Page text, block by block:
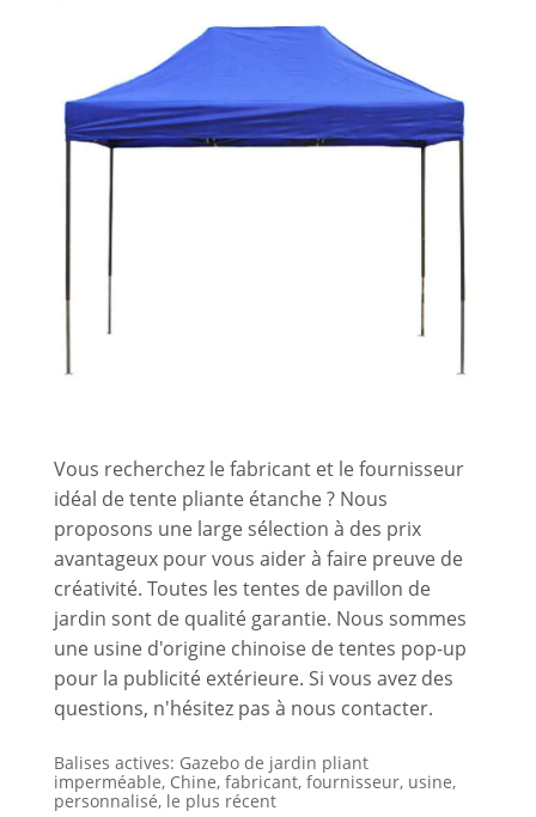
Vous recherchez le fabricant et le fournisseur
idéal de tente pliante étanche ? Nous
proposons une large sélection à des prix
avantageux pour vous aider à faire preuve de
créativité. Toutes les tentes de pavillon de
jardin sont de qualité garantie. Nous sommes
une usine d'origine chinoise de tentes pop-up
pour la publicité extérieure. Si vous avez des
questions, n'hésitez pas à nous contacter.
Balises actives: Gazebo de jardin pliant
imperméable, Chine, fabricant, fournisseur, usine,
personnalisé, le plus récent